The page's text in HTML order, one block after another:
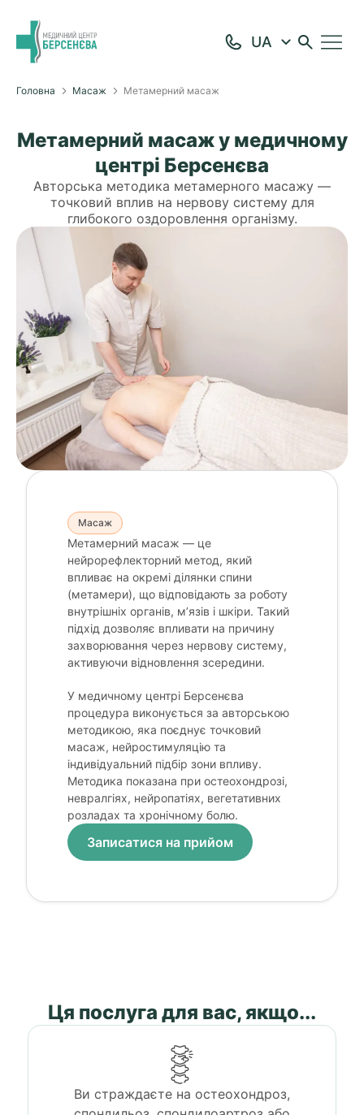
Головна Масаж Метамерний масаж
Метамерний масаж у медичному
центрі Берсенєва
Авторська методика метамерного масажу —
точковий вплив на нервову систему для
глибокого оздоровлення організму.
Масаж
Метамерний масаж — це
нейрорефлекторний метод, який
впливає на окремі ділянки спини
(метамери), що відповідають за роботу
внутрішніх органів, м’язів і шкіри. Такий
підхід дозволяє впливати на причину
захворювання через нервову систему,
активуючи відновлення зсередини.
У медичному центрі Берсенєва
процедура виконується за авторською
методикою, яка поєднує точковий
масаж, нейростимуляцію та
індивідуальний підбір зони впливу.
Методика показана при остеохондрозі,
невралгіях, нейропатіях, вегетативних
розладах та хронічному болю.
Записатися на прийом
Ця послуга для вас, якщо...
Ви страждаєте на остеохондроз,